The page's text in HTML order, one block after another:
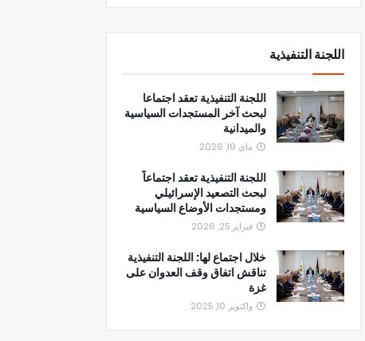
اللجنة التنفيذية
اللجنة التنفيذية تعقد اجتماعا
لبحث آخر المستجدات السياسية
والميدانية
ماي 19, 2026
اللجنة التنفيذية تعقد اجتماعاً
لبحث التصعيد الإسرائيلي
ومستجدات الأوضاع السياسية
فبراير 25, 2026
خلال اجتماع لها: اللجنة التنفيذية
تناقش اتفاق وقف العدوان على
غزة
واكتوبر 10, 2025